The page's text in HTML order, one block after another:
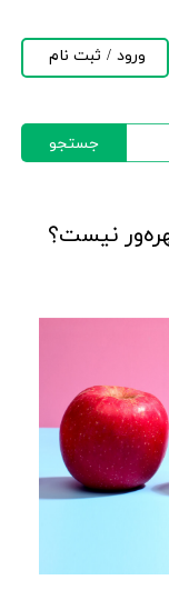
جستجو
ورود / ثبت نام
نیست؟